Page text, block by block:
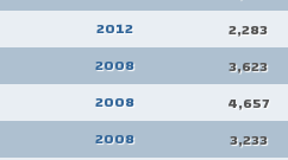
2,283
2012
3,623
2008
4,657
2008
3,233
2008